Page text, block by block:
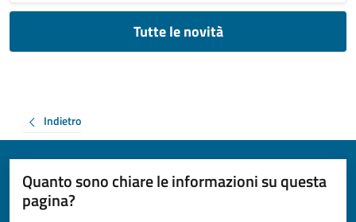
Tutte le novità
Indietro
Quanto sono chiare le informazioni su questa
pagina?